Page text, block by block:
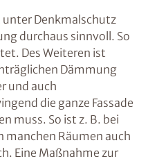
unter Denkmalschutz
durchaus sinnvoll. So
Des Weiteren ist
Dämmung
und auch
die ganze Fassade
muss. So ist z. B. bei
manchen Räumen auch
Eine Maßnahme zur